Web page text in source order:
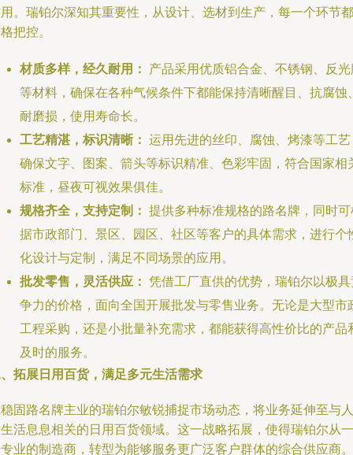
。瑞铂尔深知其重要性，从设计、选材到生产，每一个环节都
把控。
材质多样，经久耐用：
产品采用优质铝合金、不锈钢、反光
等材料，确保在各种气候条件下都能保持清晰醒目、抗腐蚀
耐磨损，使用寿命长。
工艺精湛，标识清晰： 运用先进的丝印、腐蚀、烤漆等工艺
确保文字、图案、箭头等标识精准、色彩牢固，符合国家相
标准，昼夜可视效果俱佳。
规格齐全，支持定制： 提供多种标准规格的路名牌，同时可
据市政部门、景区、园区、社区等客户的具体需求，进行个
化设计与定制，满足不同场景的应用。
批发零售，灵活供应： 凭借工厂直供的优势，瑞铂尔以极具
争力的价格，面向全国开展批发与零售业务。无论是大型市
工程采购，还是小批量补充需求，都能获得高性价比的产品
及时的服务。
拓展日用百货，满足多元生活需求
固路名牌主业的瑞铂尔敏锐捕捉市场动态，将业务延伸至与人
活息息相关的日用百货领域。这一战略拓展，使得瑞铂尔从一
业的制造商，转型为能够服务更广泛客户群体的综合供应商。